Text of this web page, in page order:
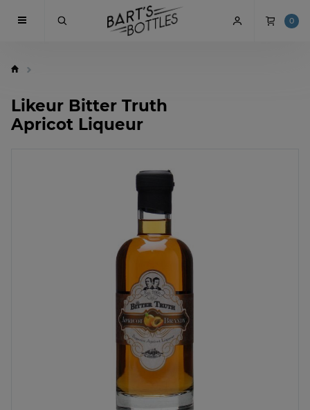
0
Likeur Bitter Truth
Apricot Liqueur